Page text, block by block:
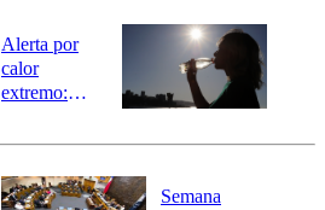
epicentro
Alerta por
calor
extremo:
activa Alerta
Preventiva en
Semana